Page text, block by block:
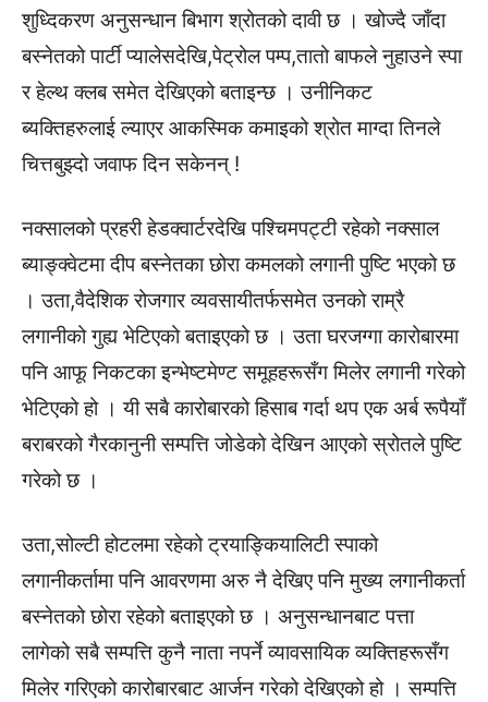
शुध्दिकरण अनुसन्धान बिभाग श्रोतको दावी छ । खोज्दै जाँदा
बस्नेतको पार्टी प्यालेसदेखि,पेट्रोल पम्प,तातो बाफले नुहाउने स्पा
र हेल्थ क्लब समेत देखिएको बताइन्छ । उनीनिकट
ब्यक्तिहरुलाई ल्याएर आकस्मिक कमाइको श्रोत माग्दा तिनले
चित्तबुझ्दो जवाफ दिन सकेनन् !
नक्सालको प्रहरी हेडक्वार्टरदेखि पश्चिमपट्टी रहेको नक्साल
ब्याङ्क्वेटमा दीप बस्नेतका छोरा कमलको लगानी पुष्टि भएको छ
। उता,वैदेशिक रोजगार व्यवसायीतर्फसमेत उनको राम्रै
लगानीको गुह्य भेटिएको बताइएको छ । उता घरजग्गा कारोबारमा
पनि आफू निकटका इन्भेष्टमेण्ट समूहहरूसँग मिलेर लगानी गरेको
भेटिएको हो । यी सबै कारोबारको हिसाब गर्दा थप एक अर्ब रूपैयाँ
बराबरको गैरकानुनी सम्पत्ति जोडेको देखिन आएको स्रोतले पुष्टि
गरेको छ ।
उता,सोल्टी होटलमा रहेको ट्रयाङ्कियालिटी स्पाको
लगानीकर्तामा पनि आवरणमा अरु नै देखिए पनि मुख्य लगानीकर्ता
बस्नेतको छोरा रहेको बताइएको छ । अनुसन्धानबाट पत्ता
लागेको सबै सम्पत्ति कुनै नाता नपर्ने व्यावसायिक व्यक्तिहरूसँग
मिलेर गरिएको कारोबारबाट आर्जन गरेको देखिएको हो । सम्पत्ति